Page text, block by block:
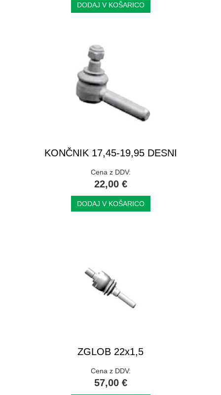
DODAJ V KOŠARICO
KONČNIK 17,45-19,95 DESNI
Cena z DDV:
22,00 €
DODAJ V KOŠARICO
ZGLOB 22x1,5
Cena z DDV:
57,00 €